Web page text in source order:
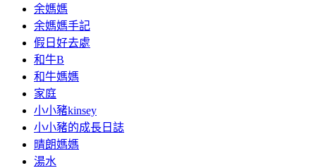
余媽媽
余媽媽手記
假日好去處
和牛B
和牛媽媽
家庭
小小豬kinsey
小小豬的成長日誌
晴朗媽媽
湯水